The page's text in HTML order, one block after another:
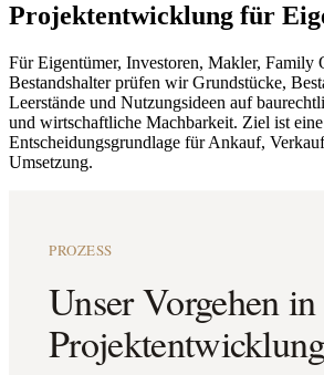
Projektentwicklung für
Für Eigentümer, Investoren, Makler, Family
Bestandshalter prüfen wir Grundstücke,
Leerstände und Nutzungsideen auf
und wirtschaftliche Machbarkeit. Ziel ist eine
Entscheidungsgrundlage für Ankauf,
Umsetzung.
PROZESS
Unser Vorgehen
Projektentwicklung